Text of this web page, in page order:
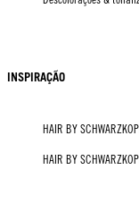
INSPIRAÇÃO
HAIR BY
HAIR BY